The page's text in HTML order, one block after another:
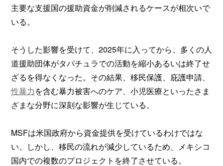
主要な支援国の援助資金が削減されるケースが相次いで
いる。
そうした影響を受けて、2025年に入ってから、多くの人
道援助団体がタパチュラでの活動を縮小あるいは終了せ
ざるを得なくなった。その結果、移民保護、庇護申請、
性暴力を含む暴力被害へのケア、小児医療といったさま
ざまな分野に深刻な影響が生じている。
MSFは米国政府から資金提供を受けているわけではな
い。しかし、移民の流れが減少しているため、メキシコ
国内での複数のプロジェクトを終了させている。